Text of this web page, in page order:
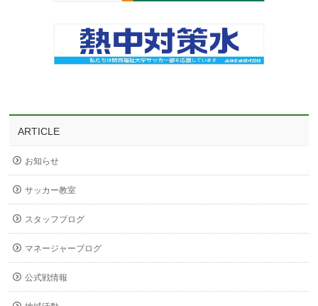
ARTICLE
お知らせ
サッカー教室
スタッフブログ
マネージャーブログ
公式戦情報